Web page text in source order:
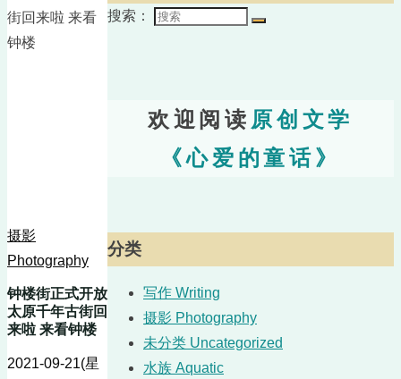
摄影
Photography
钟楼街正式开放
太原千年古街回
来啦 来看钟楼
2021-09-21(星
搜索：
欢迎阅读 原创文学
《心爱的童话》
分类
写作 Writing
摄影 Photography
未分类 Uncategorized
水族 Aquatic